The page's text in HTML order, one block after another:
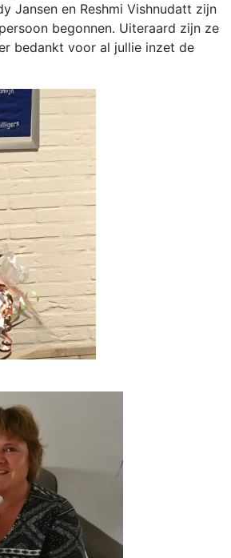
Jansen en Reshmi Vishnudatt zijn
begonnen. Uiteraard zijn ze
bedankt voor al jullie inzet de